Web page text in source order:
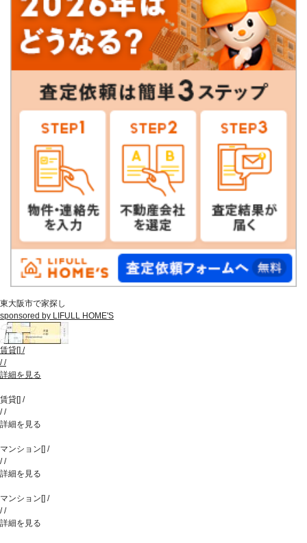
東大阪市で家探し
sponsored by LIFULL HOME'S
賃貸[] /
//
詳細を見る
賃貸[] /
//
詳細を見る
マンション [] /
//
詳細を見る
マンション [] /
//
詳細を見る